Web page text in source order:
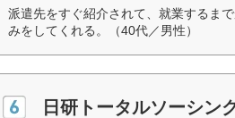
派遣先をすぐ紹介されて、就業するま
みをしてくれる。（40代／男性）
日研トータルソーシン